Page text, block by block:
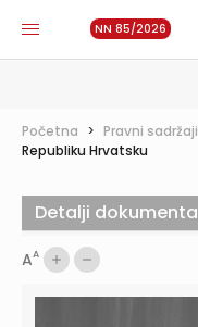
NN 85/2026
Početna > Pravni sadržaji
Republiku Hrvatsku
AA
Detalji dokumenta